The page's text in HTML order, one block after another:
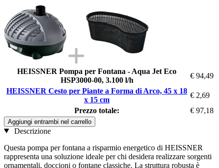
HEISSNER Pompa per Fontana - Aqua Jet Eco
HSP3000-00, 3.100 l/h
€ 94,49
HEISSNER Cesto per Piante a Forma di Arco, 45 x 18
x 15 cm
€ 2,69
Prezzo totale:
€ 97,18
Aggiungi entrambi nel carrello
Descrizione
Questa pompa per fontana a risparmio energetico di HEISSNER
rappresenta una soluzione ideale per chi desidera realizzare sorgenti
ornamentali, doccioni o fontane classiche. La struttura robusta è